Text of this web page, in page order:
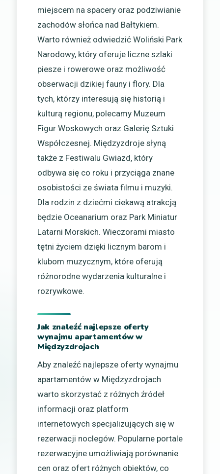
miejscem na spacery oraz podziwianie
zachodów słońca nad Bałtykiem.
Warto również odwiedzić Woliński Park
Narodowy, który oferuje liczne szlaki
piesze i rowerowe oraz możliwość
obserwacji dzikiej fauny i flory. Dla
tych, którzy interesują się historią i
kulturą regionu, polecamy Muzeum
Figur Woskowych oraz Galerię Sztuki
Współczesnej. Międzyzdroje słyną
także z Festiwalu Gwiazd, który
odbywa się co roku i przyciąga znane
osobistości ze świata filmu i muzyki.
Dla rodzin z dziećmi ciekawą atrakcją
będzie Oceanarium oraz Park Miniatur
Latarni Morskich. Wieczorami miasto
tętni życiem dzięki licznym barom i
klubom muzycznym, które oferują
różnorodne wydarzenia kulturalne i
rozrywkowe.
Jak znaleźć najlepsze oferty
wynajmu apartamentów w
Międzyzdrojach
Aby znaleźć najlepsze oferty wynajmu
apartamentów w Międzyzdrojach
warto skorzystać z różnych źródeł
informacji oraz platform
internetowych specjalizujących się w
rezerwacji noclegów. Popularne portale
rezerwacyjne umożliwiają porównanie
cen oraz ofert różnych obiektów, co